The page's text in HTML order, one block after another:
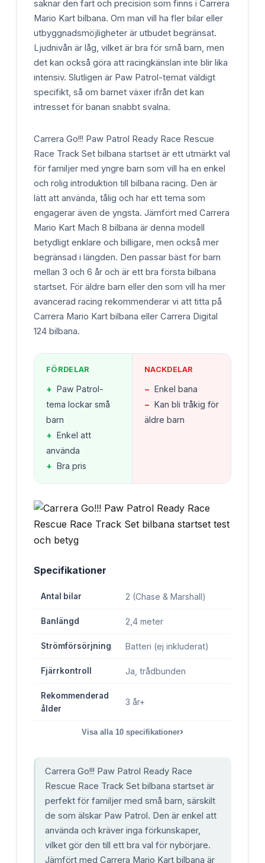
saknar den fart och precision som finns i Carrera
Mario Kart bilbana. Om man vill ha fler bilar eller
utbyggnadsmöjligheter är utbudet begränsat.
Ljudnivån är låg, vilket är bra för små barn, men
det kan också göra att racingkänslan inte blir lika
intensiv. Slutligen är Paw Patrol-temat väldigt
specifikt, så om barnet växer ifrån det kan
intresset för banan snabbt svalna.
Carrera Go!!! Paw Patrol Ready Race Rescue
Race Track Set bilbana startset är ett utmärkt val
för familjer med yngre barn som vill ha en enkel
och rolig introduktion till bilbana racing. Den är
lätt att använda, tålig och har ett tema som
engagerar även de yngsta. Jämfört med Carrera
Mario Kart Mach 8 bilbana är denna modell
betydligt enklare och billigare, men också mer
begränsad i längden. Den passar bäst för barn
mellan 3 och 6 år och är ett bra första bilbana
startset. För äldre barn eller den som vill ha mer
avancerad racing rekommenderar vi att titta på
Carrera Mario Kart bilbana eller Carrera Digital
124 bilbana.
FÖRDELAR
+ Paw Patrol-
tema lockar små
barn
+ Enkel att
använda
+ Bra pris
NACKDELAR
− Enkel bana
− Kan bli tråkig för
äldre barn
Specifikationer
Antal bilar 2 (Chase & Marshall)
Banlängd 2,4 meter
Strömförsörjning Batteri (ej inkluderat)
Fjärrkontroll Ja, trådbunden
Rekommenderad
ålder
3 år+
Visa alla 10 specifikationer›
Carrera Go!!! Paw Patrol Ready Race
Rescue Race Track Set bilbana startset är
perfekt för familjer med små barn, särskilt
de som älskar Paw Patrol. Den är enkel att
använda och kräver inga förkunskaper,
vilket gör den till ett bra val för nybörjare.
Jämfört med Carrera Mario Kart bilbana är